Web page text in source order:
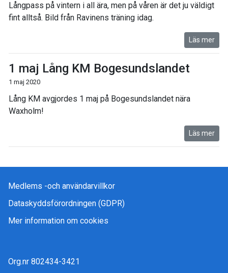
Långpass på vintern i all ära, men på våren är det ju väldigt
fint alltså. Bild från Ravinens träning idag.
Läs mer
1 maj Lång KM Bogesundslandet
1 maj 2020
Lång KM avgjordes 1 maj på Bogesundslandet nära
Waxholm!
Läs mer
Medlems -och användarvillkor
Dataskyddsförordningen (GDPR)
Mer information om cookies
Org.nr 802434-3421